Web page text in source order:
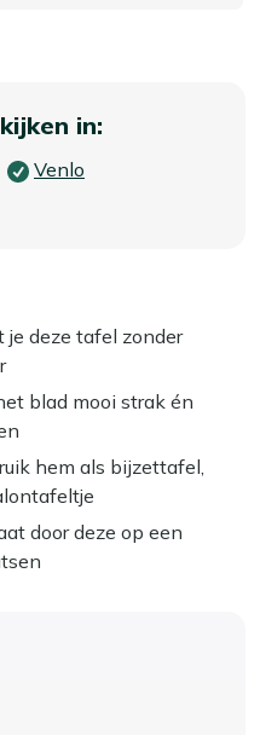
in:
Venlo
deze tafel zonder
blad mooi strak én
hem als bijzettafel,
door deze op een